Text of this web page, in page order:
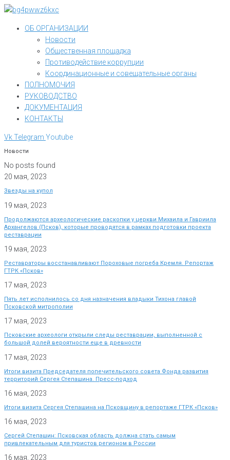
Перейти
контентуОБ ОРГАНИЗАЦИИ
Новости
Общественная площадка
Противодействие коррупции
Координационные и совещательные органы
ПОЛНОМОЧИЯ
РУКОВОДСТВО
ДОКУМЕНТАЦИЯ
КОНТАКТЫ
VkTelegram Youtube
Новости
No posts found
20 мая, 2023
Звезды на купол
19 мая, 2023
Продолжаются археологические раскопки у церкви Михаила и Гавриила
Архангелов (Псков), которые проводятся в рамках подготовки проекта
реставрации
19 мая, 2023
Реставраторы восстанавливают Пороховые погреба Кремля. Репортаж
ГТРК «Псков»
17 мая, 2023
Пять лет исполнилось со дня назначения владыки Тихона главой
Псковской митрополии
17 мая, 2023
Псковские археологи открыли следы реставрации, выполненной с
большой долей вероятности еще в древности
17 мая, 2023
Итоги визита Председателя попечительского совета Фонда развития
территорий Сергея Степашина. Пресс-подход
16 мая, 2023
Итоги визита Сергея Степашина на Псковщину в репортаже ГТРК «Псков»
16 мая, 2023
Сергей Степашин: Псковская область должна стать самым
привлекательным для туристов регионом в России
16 мая, 2023